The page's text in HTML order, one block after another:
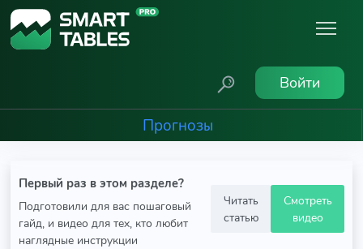
Войти
Прогнозы
Первый раз в этом разделе?
Подготовили для вас пошаговый
гайд, и видео для тех, кто любит
наглядные инструкции
Читать
статью
Смотреть
видео